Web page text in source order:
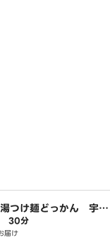
つけ麺どっかん 宇治
30分
届け